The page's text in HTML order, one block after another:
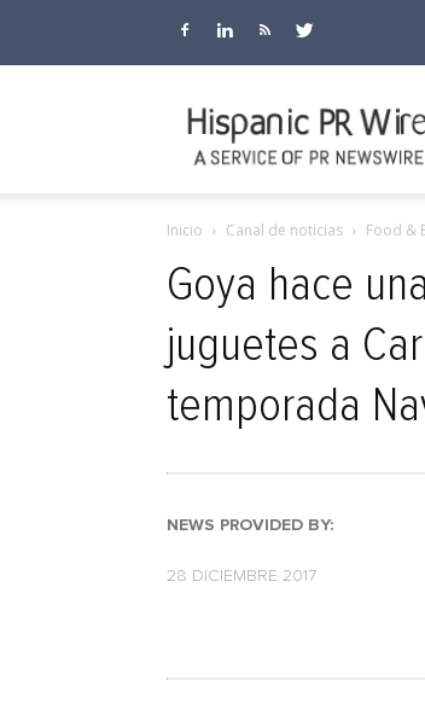
Inicio Canal de noticias Food &
Goya hace
juguetes a
temporada
NEWS PROVIDED BY:
28 DICIEMBRE 2017